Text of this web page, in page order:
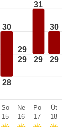
30
28
29
29
31
29
30
29
So
15
Ne
16
Po
17
Út
18